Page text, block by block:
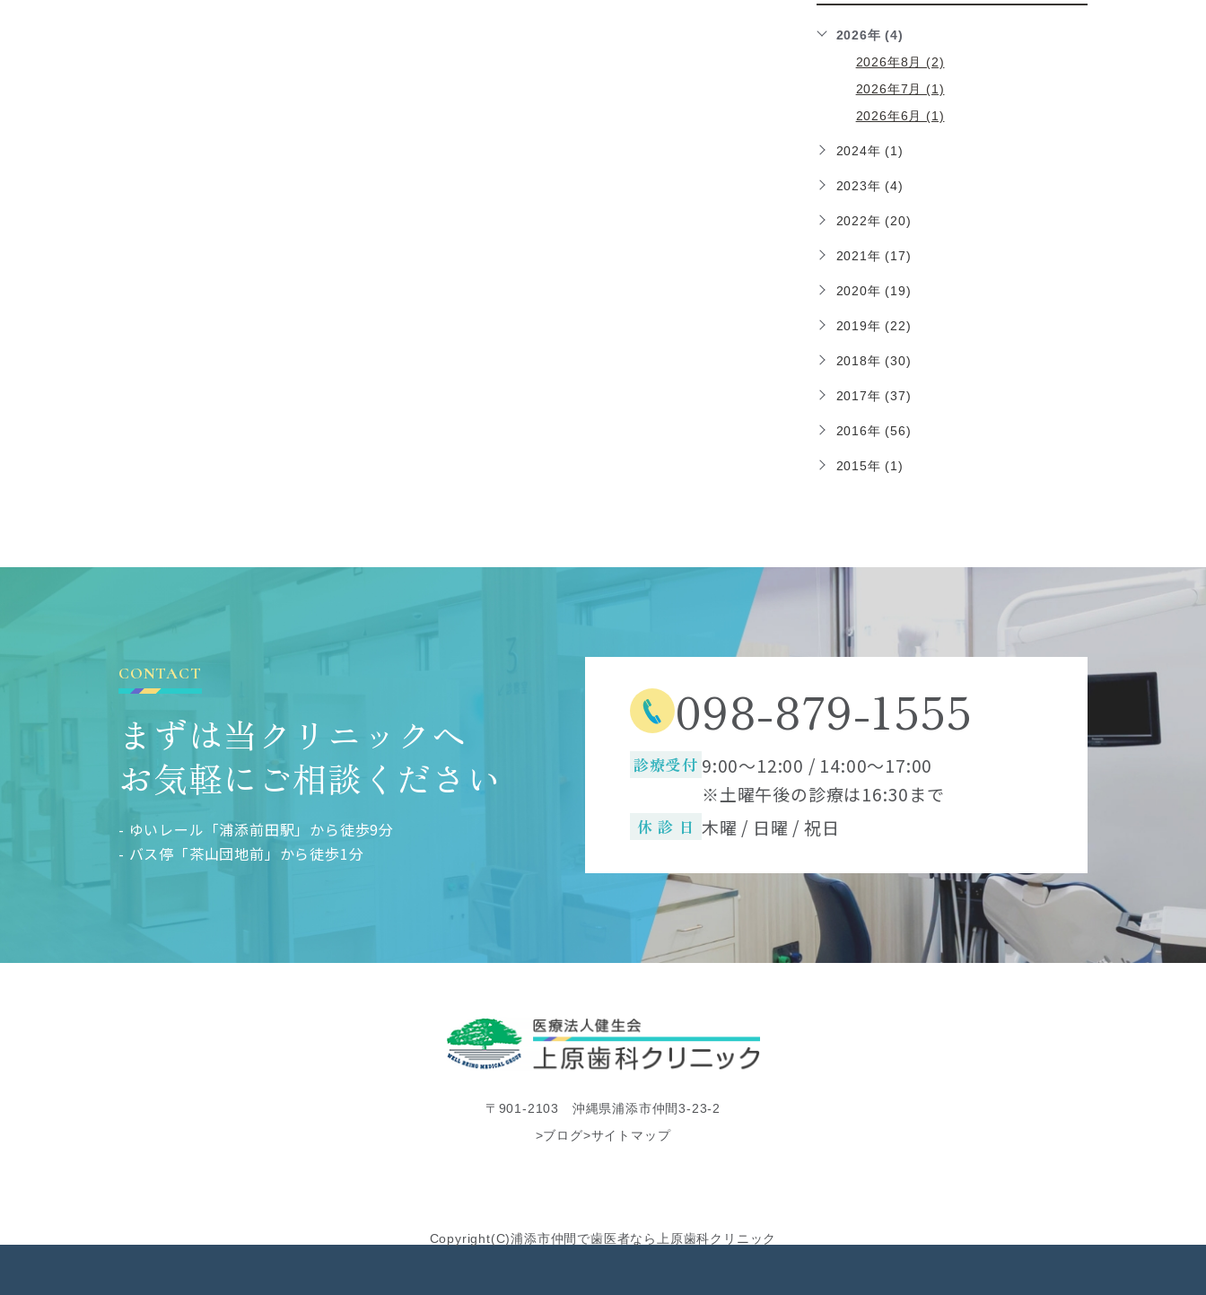
2026年 (4)
2026年8月 (2)
2026年7月 (1)
2026年6月 (1)
2024年 (1)
2023年 (4)
2022年 (20)
2021年 (17)
2020年 (19)
2019年 (22)
2018年 (30)
2017年 (37)
2016年 (56)
2015年 (1)
CONTACT
まずは当クリニックへ
お気軽にご相談ください
- ゆいレール「浦添前田駅」から徒歩9分
- バス停「茶山団地前」から徒歩1分
098-879-1555
診療受付 9:00～12:00 / 14:00～17:00
※土曜午後の診療は16:30まで
休 診 日 木曜 / 日曜 / 祝日
〒901-2103 沖縄県浦添市仲間3-23-2
>ブログ>サイトマップ
Copyright(C)浦添市仲間で歯医者なら上原歯科クリニック